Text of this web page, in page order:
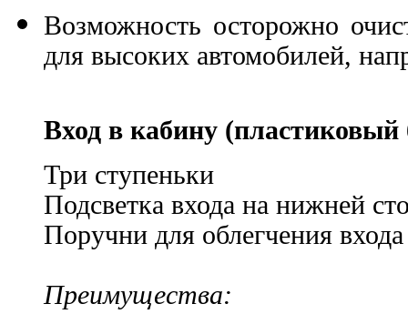
Возможность осторожно
для высоких автомобилей,
Вход в кабину (пластиковый
Три ступеньки
Подсветка входа на нижней
Поручни для облегчения входа
Преимущества: